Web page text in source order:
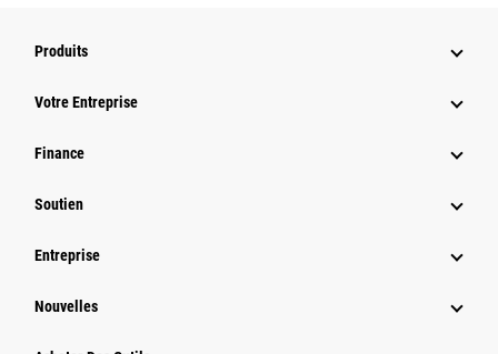
Produits
Votre Entreprise
Finance
Soutien
Entreprise
Nouvelles